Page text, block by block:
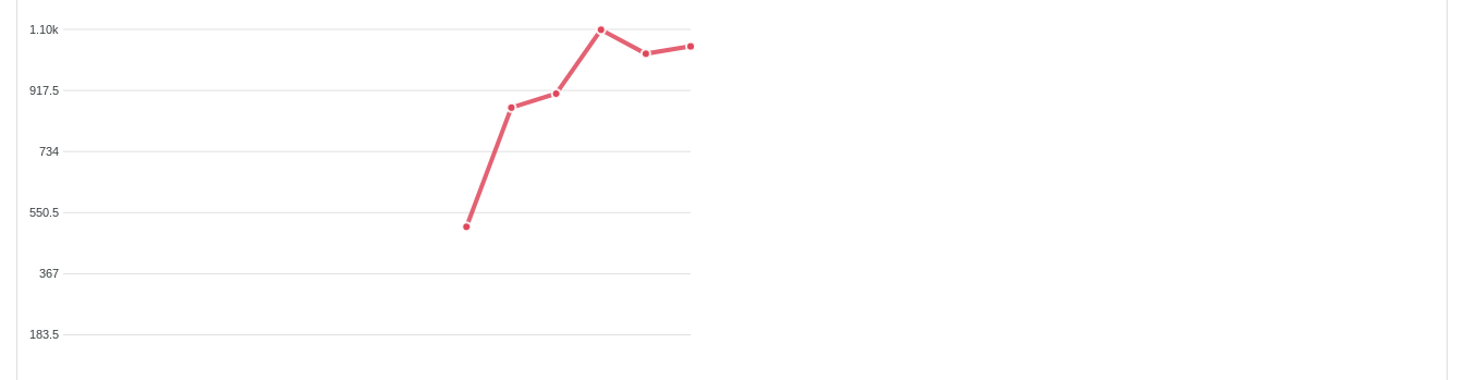
1.10k
917.5
734
550.5
367
183.5